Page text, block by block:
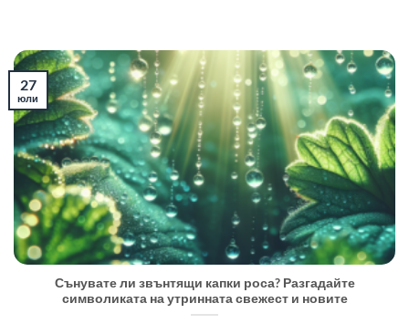
Сънувате ли звънтящи капки роса? Разгадайте
символиката на утринната свежест и новите
27
юли